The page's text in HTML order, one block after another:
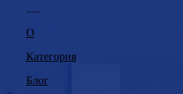
Навигация
О
Категория
Блог